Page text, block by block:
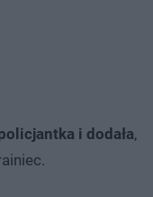
i dodała,